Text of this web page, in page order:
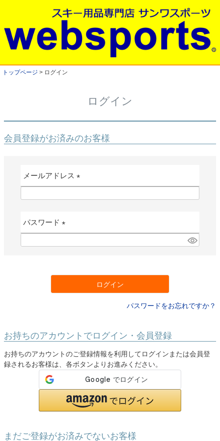
トップページ ログイン
ログイン
会員登録がお済みのお客様
メールアドレス
(
必
パスワード
(
必
ログイン
パスワードをお忘れですか？
お持ちのアカウントでログイン・会員登録
お持ちのアカウントのご登録情報を利用してログインまたは会員登
録されるお客様は、各ボタンよりお進みください。
まだご登録がお済みでないお客様